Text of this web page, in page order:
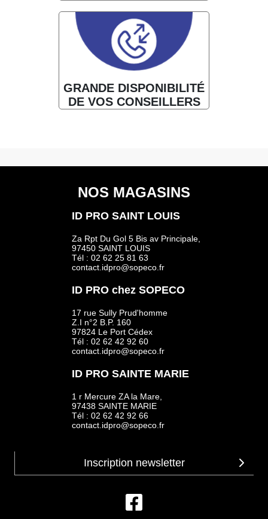
GRANDE DISPONIBILITÉ
DE VOS CONSEILLERS
NOS MAGASINS
ID PRO SAINT LOUIS
Za Rpt Du Gol 5 Bis av Principale,
97450 SAINT LOUIS
Tél : 02 62 25 81 63
contact.idpro@sopeco.fr
ID PRO chez SOPECO
17 rue Sully Prud'homme
Z.I n°2 B.P. 160
97824 Le Port Cédex
Tél : 02 62 42 92 60
contact.idpro@sopeco.fr
ID PRO SAINTE MARIE
1 r Mercure ZA la Mare,
97438 SAINTE MARIE
Tél : 02 62 42 92 66
contact.idpro@sopeco.fr